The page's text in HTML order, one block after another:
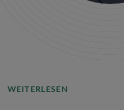
WEITERLESEN